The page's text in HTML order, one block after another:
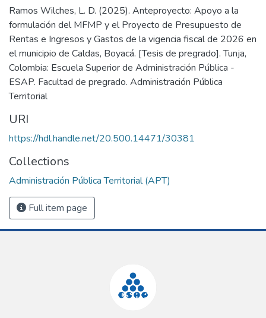
Ramos Wilches, L. D. (2025). Anteproyecto: Apoyo a la
formulación del MFMP y el Proyecto de Presupuesto de
Rentas e Ingresos y Gastos de la vigencia fiscal de 2026 en
el municipio de Caldas, Boyacá. [Tesis de pregrado]. Tunja,
Colombia: Escuela Superior de Administración Pública -
ESAP. Facultad de pregrado. Administración Pública
Territorial
URI
https://hdl.handle.net/20.500.14471/30381
Collections
Administración Pública Territorial (APT)
Full item page